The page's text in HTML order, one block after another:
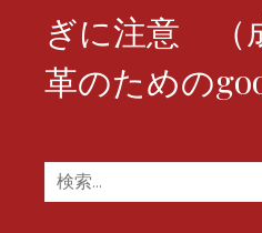
ぎに注意 （
革のための
検
索: